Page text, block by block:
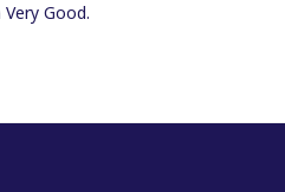
Good.